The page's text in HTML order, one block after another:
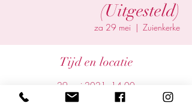
(Uitgesteld)
za 29 mei
  |
Zuienkerke
Tijd en locatie
29 mei 2021, 14:00
Zuienkerke, 8377 Zuienkerke, Belgium